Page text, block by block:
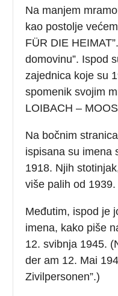
Na manjem
kao postolje
FÜR DIE
domovinu”. Ispod
zajednica koje su
spomenik svojim
LOIBACH –
Na bočnim
ispisana su imena
1918. Njih
više palih od
Međutim, ispod je
imena, kako piše
12. svibnja 1945.
der am 12. Mai
Zivilpersonen”.)